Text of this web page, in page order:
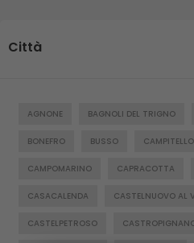
Città
AGNONE BAGNOLI DEL TRIGNO
BONEFRO BUSSO
CAMPOMARINO CAPRACOTTA
CASACALENDA CASTELNUOVO AL
CASTELPETROSO